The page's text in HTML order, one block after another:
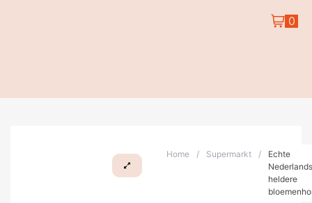
0
Home / Supermarkt /
Echte
heldere